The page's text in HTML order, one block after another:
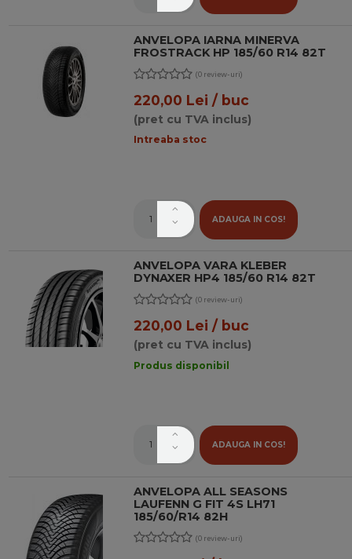
ANVELOPA IARNA MINERVA
FROSTRACK HP 185/60 R14 82T
(0 review-uri)
220,00 Lei / buc
(pret cu TVA inclus)
Intreaba stoc
ADAUGA IN COS!
ANVELOPA VARA KLEBER
DYNAXER HP4 185/60 R14 82T
(0 review-uri)
220,00 Lei / buc
(pret cu TVA inclus)
Produs disponibil
ADAUGA IN COS!
ANVELOPA ALL SEASONS
LAUFENN G FIT 4S LH71
185/60/R14 82H
(0 review-uri)